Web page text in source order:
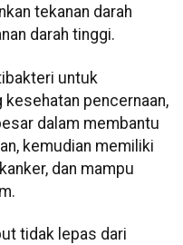
tekanan darah
darah tinggi.
untuk
pencernaan,
dalam membantu
kemudian memiliki
dan mampu
tidak lepas dari